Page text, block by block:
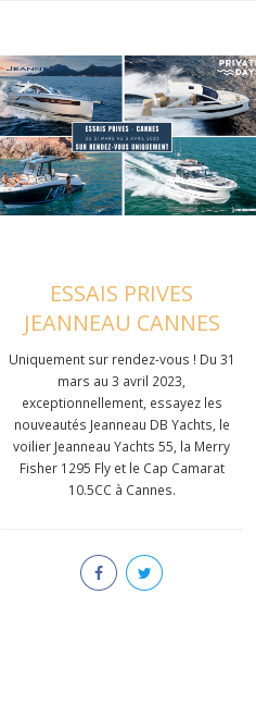
ESSAIS PRIVES
JEANNEAU CANNES
Uniquement sur rendez-vous ! Du 31
mars au 3 avril 2023,
exceptionnellement, essayez les
nouveautés Jeanneau DB Yachts, le
voilier Jeanneau Yachts 55, la Merry
Fisher 1295 Fly et le Cap Camarat
10.5CC à Cannes.